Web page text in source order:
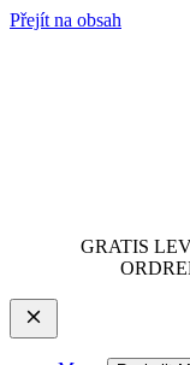
Přejít na obsah
GRATIS